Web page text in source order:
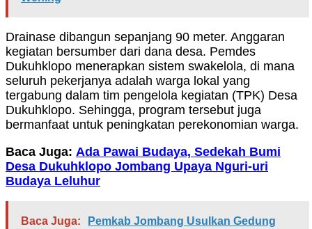
Drainase dibangun sepanjang 90 meter. Anggaran
kegiatan bersumber dari dana desa. Pemdes
Dukuhklopo menerapkan sistem swakelola, di mana
seluruh pekerjanya adalah warga lokal yang
tergabung dalam tim pengelola kegiatan (TPK) Desa
Dukuhklopo. Sehingga, program tersebut juga
bermanfaat untuk peningkatan perekonomian warga.
Baca Juga: Ada Pawai Budaya, Sedekah Bumi
Desa Dukuhklopo Jombang Upaya Nguri-uri
Budaya Leluhur
Baca Juga:
Pemkab Jombang Usulkan Gedung